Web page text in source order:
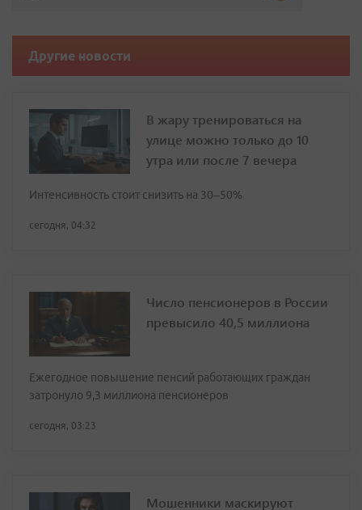
Другие новости
В жару тренироваться на
улице можно только до 10
утра или после 7 вечера
Интенсивность стоит снизить на 30–50%
сегодня, 04:32
Число пенсионеров в России
превысило 40,5 миллиона
Ежегодное повышение пенсий работающих граждан
затронуло 9,3 миллиона пенсионеров
сегодня, 03:23
Мошенники маскируют